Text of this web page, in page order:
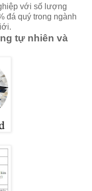
với số lượng
đá quý trong ngành
tự nhiên và